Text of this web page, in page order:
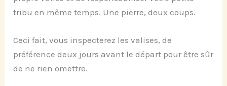
tribu en même temps. Une pierre, deux coups.
Ceci fait, vous inspecterez les valises, de
préférence deux jours avant le départ pour être sûr
de ne rien omettre.